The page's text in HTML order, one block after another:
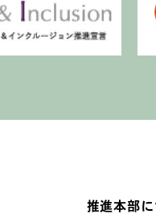
推進本部に